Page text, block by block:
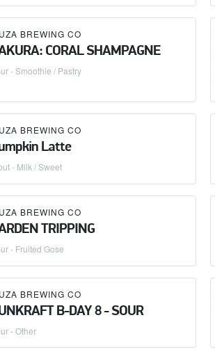
BREWING CO
CORAL SHAMPAGNE
- Smoothie / Pastry
BREWING CO
Latte
- Milk / Sweet
BREWING CO
TRIPPING
- Fruited Gose
BREWING CO
B-DAY 8 - SOUR
- Other